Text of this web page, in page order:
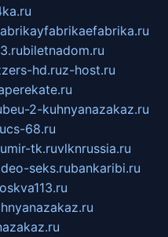
biletnadom.ru
hd.ruz-host.ru
2-kuhnyanazakaz.ru
cs-68.ru
mir-tk.ruvlknrussia.ru
seks.rubankaribi.ru